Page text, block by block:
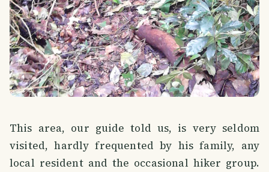
This area, our guide told us, is very seldom
visited, hardly frequented by his family, any
local resident and the occasional hiker group.